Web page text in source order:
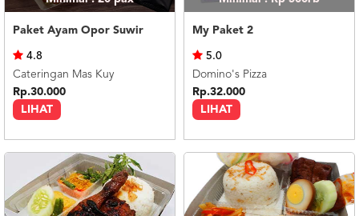
Paket Ayam Opor Suwir
LIHAT
4.8
Cateringan Mas Kuy
Rp.30.000
My Paket 2
LIHAT
5.0
Domino's Pizza
Rp.32.000